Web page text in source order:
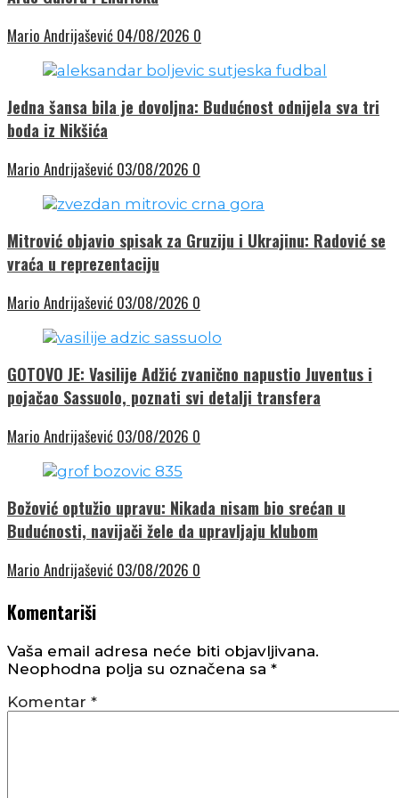
Mario Andrijašević 04/08/2026 0
Jedna šansa bila je dovoljna: Budućnost odnijela sva tri
boda iz Nikšića
Mario Andrijašević 03/08/2026 0
Mitrović objavio spisak za Gruziju i Ukrajinu: Radović se
vraća u reprezentaciju
Mario Andrijašević 03/08/2026 0
GOTOVO JE: Vasilije Adžić zvanično napustio Juventus i
pojačao Sassuolo, poznati svi detalji transfera
Mario Andrijašević 03/08/2026 0
Božović optužio upravu: Nikada nisam bio srećan u
Budućnosti, navijači žele da upravljaju klubom
Mario Andrijašević 03/08/2026 0
Komentariši
Vaša email adresa neće biti objavljivana.
Neophodna polja su označena sa *
Komentar *